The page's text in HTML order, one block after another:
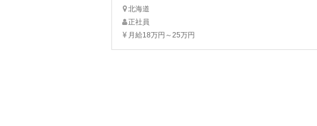
北海道
正社員
月給18万円～25万円